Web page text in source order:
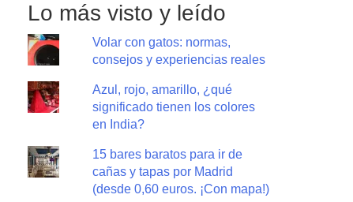
Lo más visto y leído
Volar con gatos: normas,
consejos y experiencias reales
Azul, rojo, amarillo, ¿qué
significado tienen los colores
en India?
15 bares baratos para ir de
cañas y tapas por Madrid
(desde 0,60 euros. ¡Con mapa!)